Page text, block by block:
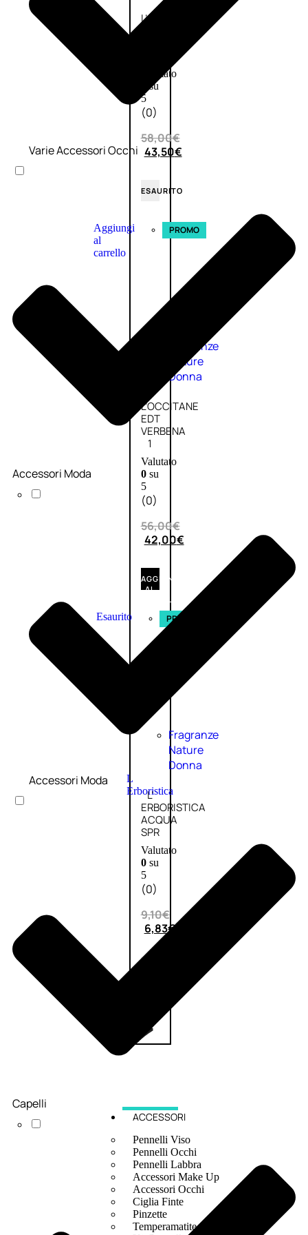
L’OCCITANE
Valutato
su
5
(0)
58,00€
43,50€
ESAURITO
Aggiungi
al
carrello
PROMO
Fragranze
Nature
Donna
L’OCCITANE
EDT
VERBENA
1
Valutato
0su
5
(0)
56,00€
42,00€
AGGIUNGI
AL
CARRELLO
Esaurito PROMO
Fragranze
Nature
Donna
L
Erboristica
L’
ERBORISTICA
ACQUA
SPR
Valutato
0su
5
(0)
9,10€
6,83€
ACCESSORI
Pennelli Viso
Pennelli Occhi
Pennelli Labbra
Accessori Make Up
Accessori Occhi
Ciglia Finte
Pinzette
Temperamatite
Varie Accessori Occhi
Accessori Moda
Accessori Moda
Capelli